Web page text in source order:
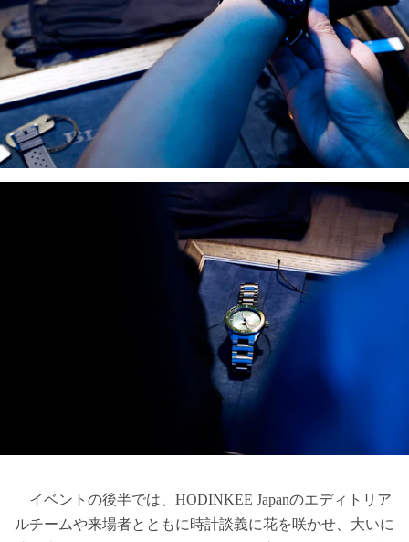
イベントの後半では、HODINKEE Japanのエディトリア
ルチームや来場者とともに時計談義に花を咲かせ、大いに